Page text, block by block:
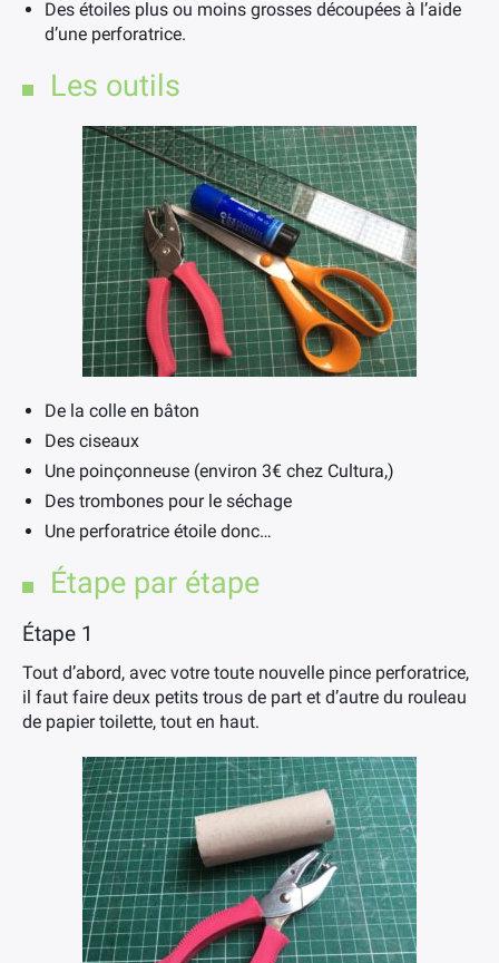
Des étoiles plus ou moins grosses découpées à l’aide
d’une perforatrice.
Les outils
De la colle en bâton
Des ciseaux
Une poinçonneuse (environ 3€ chez Cultura,)
Des trombones pour le séchage
Une perforatrice étoile donc…
Étape par étape
Étape 1
Tout d’abord, avec votre toute nouvelle pince perforatrice,
il faut faire deux petits trous de part et d’autre du rouleau
de papier toilette, tout en haut.